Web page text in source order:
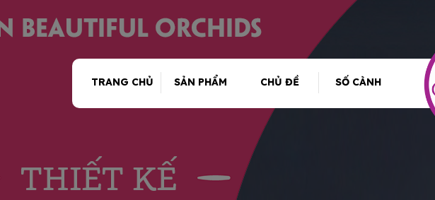
TRANG CHỦ SẢN PHẨM CHỦ ĐỀ SỐ CÀNH